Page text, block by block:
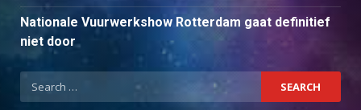
Nationale Vuurwerkshow Rotterdam gaat definitief
niet door
Search
for: